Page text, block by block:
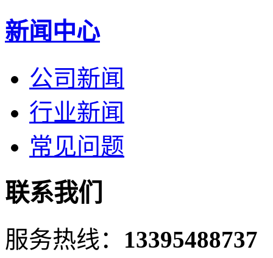
新闻中心
公司新闻
行业新闻
常见问题
联系我们
服务热线： 13395488737